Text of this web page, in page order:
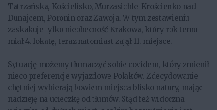
Tatrzańska, Kościelisko, Murzasichle, Krościenko nad
Dunajcem, Poronin oraz Zawoja. W tym zestawieniu
zaskakuje tylko nieobecność Krakowa, który rok temu
miał 4. lokatę, teraz natomiast zajął 11. miejsce.
Sytuację możemy tłumaczyć sobie covidem, który zmienił
nieco preferencje wyjazdowe Polaków. Zdecydowanie
chętniej wybierają bowiem miejsca blisko natury, mając
nadzieję na ucieczkę od tłumów. Stąd też widoczna